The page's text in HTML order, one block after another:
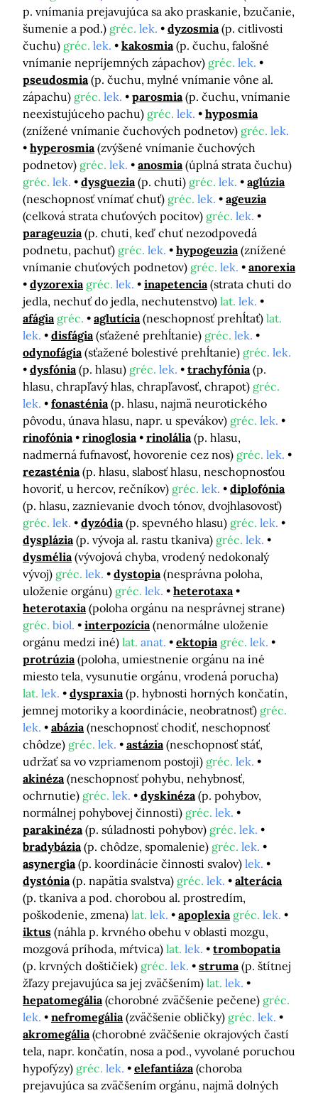
p. vnímania prejavujúca sa ako praskanie, bzučanie,
šumenie a pod.) gréc. lek. dyzosmia (p. citlivosti
čuchu) gréc. lek. kakosmia (p. čuchu, falošné
vnímanie nepríjemných zápachov) gréc. lek.
pseudosmia (p. čuchu, mylné vnímanie vône al.
zápachu) gréc. lek. parosmia (p. čuchu, vnímanie
neexistujúceho pachu) gréc. lek.
hyposmia
(znížené vnímanie čuchových podnetov) gréc. lek.
hyperosmia (zvýšené vnímanie čuchových
podnetov) gréc. lek. anosmia (úplná strata čuchu)
gréc. lek. dysguezia (p. chuti) gréc. lek.
aglúzia
(neschopnosť vnímať chuť) gréc. lek.
ageuzia
(celková strata chuťových pocitov) gréc. lek.
parageuzia (p. chuti, keď chuť nezodpovedá
podnetu, pachuť) gréc. lek. hypogeuzia (znížené
vnímanie chuťových podnetov) gréc. lek.
anorexia
dyzorexia gréc. lek. inapetencia (strata chuti do
jedla, nechuť do jedla, nechutenstvo) lat. lek.
afágia gréc. aglutícia (neschopnosť prehĺtať) lat.
lek.
disfágia (sťažené prehĺtanie) gréc. lek.
odynofágia (sťažené bolestivé prehĺtanie) gréc. lek.
dysfónia (p. hlasu) gréc. lek. trachyfónia (p.
hlasu, chrapľavý hlas, chrapľavosť, chrapot) gréc.
lek.
fonasténia (p. hlasu, najmä neurotického
pôvodu, únava hlasu, napr. u spevákov) gréc. lek.
rinofónia
rinoglosia rinolália (p. hlasu,
nadmerná fufnavosť, hovorenie cez nos) gréc. lek.
rezasténia (p. hlasu, slabosť hlasu, neschopnosťou
hovoriť, u hercov, rečníkov) gréc. lek.
diplofónia
(p. hlasu, zaznievanie dvoch tónov, dvojhlasovosť)
gréc. lek. dyzódia (p. spevného hlasu) gréc. lek.
dysplázia (p. vývoja al. rastu tkaniva) gréc. lek.
dysmélia (vývojová chyba, vrodený nedokonalý
vývoj) gréc. lek. dystopia (nesprávna poloha,
uloženie orgánu) gréc. lek.
heterotaxa
heterotaxia (poloha orgánu na nesprávnej strane)
gréc. biol. interpozícia (nenormálne uloženie
orgánu medzi iné) lat. anat. ektopia gréc. lek.
protrúzia (poloha, umiestnenie orgánu na iné
miesto tela, vysunutie orgánu, vrodená porucha)
lat. lek. dyspraxia (p. hybnosti horných končatín,
jemnej motoriky a koordinácie, neobratnosť) gréc.
lek.
abázia (neschopnosť chodiť, neschopnosť
chôdze) gréc. lek. astázia (neschopnosť stáť,
udržať sa vo vzpriamenom postoji) gréc. lek.
akinéza (neschopnosť pohybu, nehybnosť,
ochrnutie) gréc. lek. dyskinéza (p. pohybov,
normálnej pohybovej činnosti) gréc. lek.
parakinéza (p. súladnosti pohybov) gréc. lek.
bradybázia (p. chôdze, spomalenie) gréc. lek.
asynergia (p. koordinácie činnosti svalov) lek.
dystónia (p. napätia svalstva) gréc. lek.
alterácia
(p. tkaniva a pod. chorobou al. prostredím,
poškodenie, zmena) lat. lek. apoplexia gréc. lek.
iktus (náhla p. krvného obehu v oblasti mozgu,
mozgová príhoda, mŕtvica) lat. lek.
trombopatia
(p. krvných doštičiek) gréc. lek. struma (p. štítnej
žľazy prejavujúca sa jej zväčšením) lat. lek.
hepatomegália (chorobné zväčšenie pečene) gréc.
lek.
nefromegália (zväčšenie obličky) gréc. lek.
akromegália (chorobné zväčšenie okrajových častí
tela, napr. končatín, nosa a pod., vyvolané poruchou
hypofýzy) gréc. lek. elefantiáza (choroba
prejavujúca sa zväčšením orgánu, najmä dolných